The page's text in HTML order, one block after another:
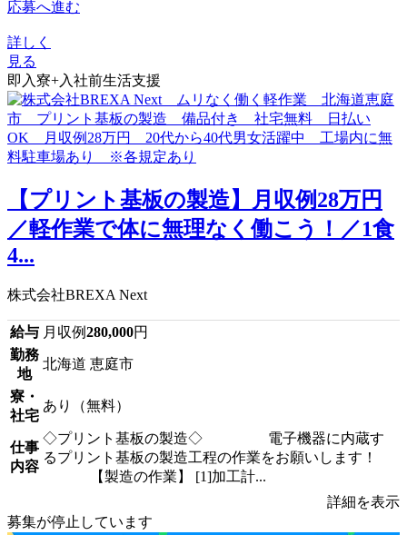
応募へ進む
詳しく
見る
即入寮+入社前生活支援
【プリント基板の製造】月収例28万円
／軽作業で体に無理なく働こう！／1食
4...
株式会社BREXA Next
給与 月収例280,000円
勤務
地
北海道 恵庭市
寮・
社宅
あり（無料）
仕事
内容
◇プリント基板の製造◇ 電子機器に内蔵す
るプリント基板の製造工程の作業をお願いします！
【製造の作業】 [1]加工計...
詳細を表示
募集が停止しています